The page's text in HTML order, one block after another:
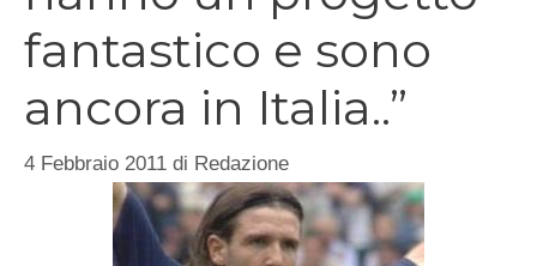
fantastico e sono
ancora in Italia..”
4 Febbraio 2011 di Redazione